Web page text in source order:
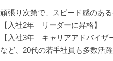
頑張り次第で、スピード感のある
【入社2年 リーダーに昇格】
【入社3年 キャリアアドバイザ
など、20代の若手社員も多数活躍